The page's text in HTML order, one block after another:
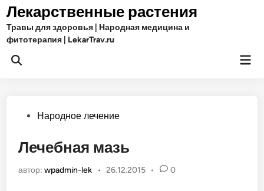
Перейти
содержимому
Лекарственные растения
Травы для здоровья | Народная медицина и
фитотерапия | LekarTrav.ru
Открыть
Опубликовано
Народное лечение
Лечебная мазь
автор:wpadmin-lek • 26.12.2015 • 0